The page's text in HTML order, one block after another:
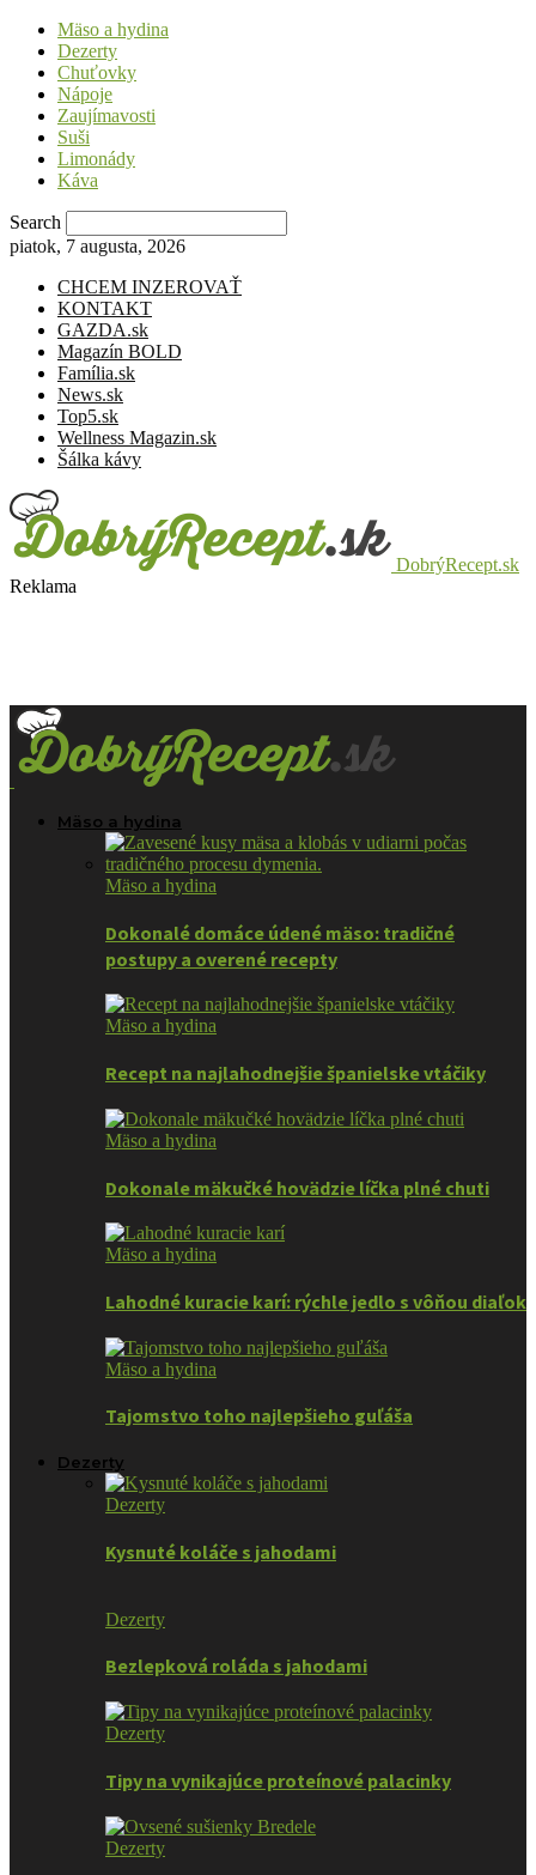
Mäso a hydina
Dezerty
Chuťovky
Nápoje
Zaujímavosti
Suši
Limonády
Káva
Search
piatok, 7 augusta, 2026
CHCEM INZEROVAŤ
KONTAKT
GAZDA.sk
Magazín BOLD
Família.sk
News.sk
Top5.sk
Wellness Magazin.sk
Šálka kávy
DobrýRecept.sk
Reklama
Mäso a hydina
Mäso a hydina
Dokonalé domáce údené mäso: tradičné
postupy a overené recepty
Mäso a hydina
Recept na najlahodnejšie španielske vtáčiky
Mäso a hydina
Dokonale mäkučké hovädzie líčka plné chuti
Mäso a hydina
Lahodné kuracie karí: rýchle jedlo s vôňou diaľok
Mäso a hydina
Tajomstvo toho najlepšieho guľáša
Dezerty
Dezerty
Kysnuté koláče s jahodami
Dezerty
Bezlepková roláda s jahodami
Dezerty
Tipy na vynikajúce proteínové palacinky
Dezerty